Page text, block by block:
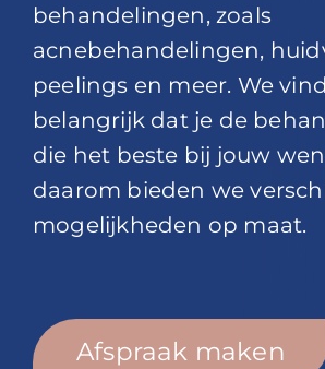
behandelingen, zoals
acnebehandelingen,
peelings en meer. We
belangrijk dat je de
die het beste bij jouw
daarom bieden we
mogelijkheden op maat.
Afspraak maken